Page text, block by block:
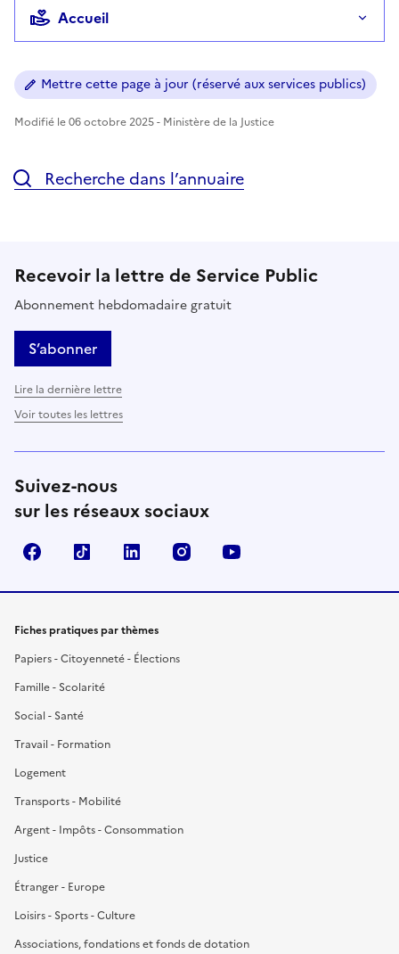
Accueil
Mettre cette page à jour (réservé aux services publics)
Modifié le 06 octobre 2025 - Ministère de la Justice
Recherche dans l’annuaire
Recevoir la lettre de Service Public
Abonnement hebdomadaire gratuit
S’abonner
Lire la dernière lettre
Voir toutes les lettres
Suivez-nous
sur les réseaux sociaux
FacebookTikTok LinkedIn Instagram
Fiches pratiques par thèmes
Papiers - Citoyenneté - Élections
Famille - Scolarité
Social - Santé
Travail - Formation
Logement
Transports - Mobilité
Argent - Impôts - Consommation
Justice
Étranger - Europe
Loisirs - Sports - Culture
Associations, fondations et fonds de dotation